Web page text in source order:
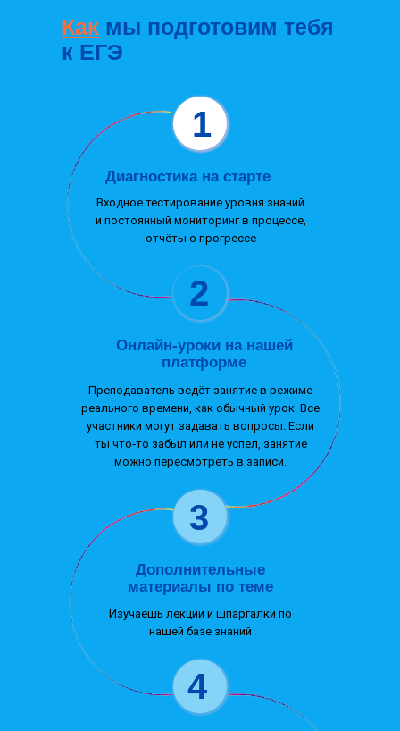
Как мы подготовим тебя
к ЕГЭ
Преподаватель ведёт занятие в режиме
реального времени, как обычный урок. Все
участники могут задавать вопросы. Если
ты что‑то забыл или не успел, занятие
можно пересмотреть в записи.
Онлайн-уроки на нашей
платформе
Входное тестирование уровня знаний
и постоянный мониторинг в процессе,
отчёты о прогрессе
Диагностика на старте
Изучаешь лекции и шпаргалки по
нашей базе знаний
Дополнительные
материалы по теме
4
1
3
2